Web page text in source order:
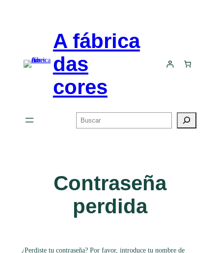
A fábrica
das
cores
Buscar
Contraseña
perdida
¿Perdiste tu contraseña? Por favor, introduce tu nombre de